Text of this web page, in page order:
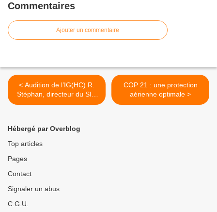
Commentaires
Ajouter un commentaire
< Audition de l’IG(HC) R.
Stéphan, directeur du SID
et du Gal P. Toubin,
développement durable
COP 21 : une protection
aérienne optimale >
Hébergé par Overblog
Top articles
Pages
Contact
Signaler un abus
C.G.U.